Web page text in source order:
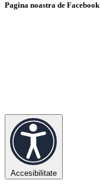
Pagina noastra de Facebook
Accesibilitate